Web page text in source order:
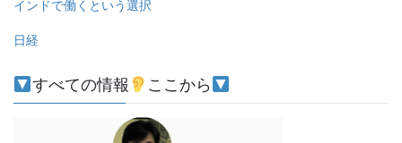
インドで働くという選択
日経
すべての情報 ここから